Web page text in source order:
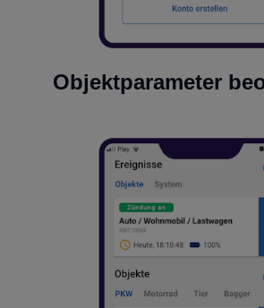
Objektparameter